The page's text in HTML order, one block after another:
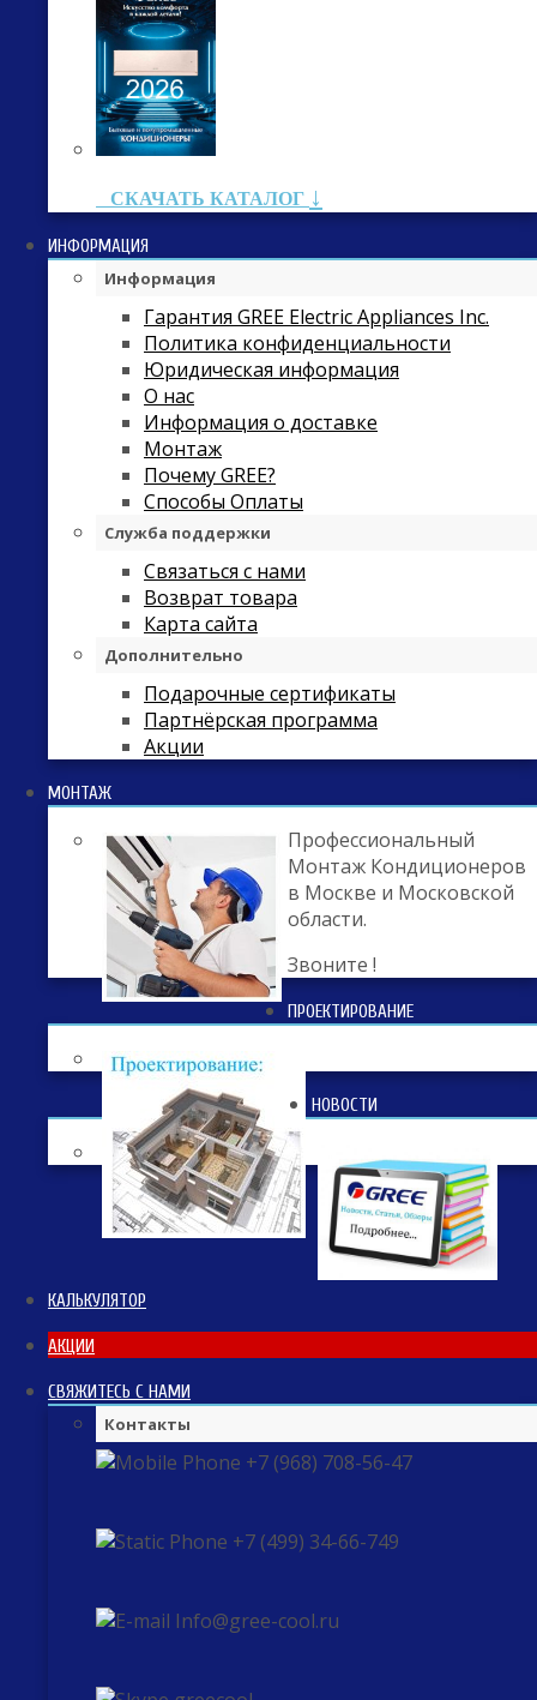
СКАЧАТЬ КАТАЛОГ ↓
ИНФОРМАЦИЯ
Информация
Гарантия GREE Electric Appliances Inc.
Политика конфиденциальности
Юридическая информация
О нас
Информация о доставке
Монтаж
Почему GREE?
Способы Оплаты
Служба поддержки
Связаться с нами
Возврат товара
Карта сайта
Дополнительно
Подарочные сертификаты
Партнёрская программа
Акции
МОНТАЖ
Профессиональный
Монтаж Кондиционеров
в Москве и Московской
области.
Звоните !
ПРОЕКТИРОВАНИЕ
НОВОСТИ
КАЛЬКУЛЯТОР
АКЦИИ
СВЯЖИТЕСЬ С НАМИ
Контакты
+7 (968) 708-56-47
+7 (499) 34-66-749
Info@gree-cool.ru